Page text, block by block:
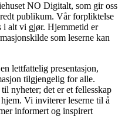
NO Digitalt, som gir oss
publikum. Vår forpliktelse
i alt vi gjør. Hjemmetid er
som leserne kan
lettfattelig presentasjon,
tilgjengelig for alle.
nyheter; det er et fellesskap
Vi inviterer leserne til å
informert og inspirert